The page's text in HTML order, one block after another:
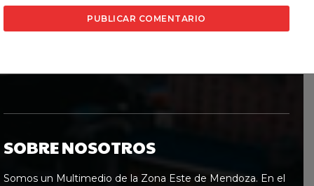
SOBRE NOSOTROS
Somos un Multimedio de la Zona Este de Mendoza. En el